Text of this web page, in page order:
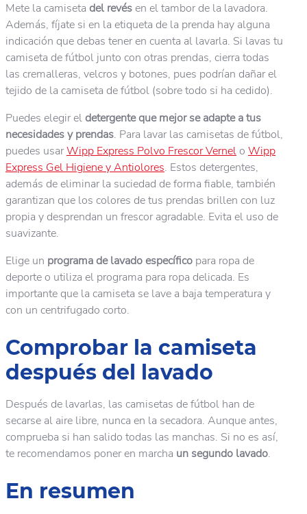
Mete la camiseta del revésen el tambor de la lavadora.
Además, fíjate si en la etiqueta de la prenda hay alguna
indicación que debas tener en cuenta al lavarla. Si lavas tu
camiseta de fútbol junto con otras prendas, cierra todas
las cremalleras, velcros y botones, pues podrían dañar el
tejido de la camiseta de fútbol (sobre todo si ha cedido).
Puedes elegir eldetergente que mejor se adapte a tus
necesidades y prendas. Para lavar las camisetas de fútbol,
puedes usarWipp Express Polvo Frescor Vernel o Wipp
Express Gel Higiene y Antiolores. Estos detergentes,
además de eliminar la suciedad de forma fiable, también
garantizan que los colores de tus prendas brillen con luz
propia y desprendan un frescor agradable. Evita el uso de
suavizante.
Elige un programa de lavado específico para ropa de
deporte o utiliza el programa para ropa delicada. Es
importante que la camiseta se lave a baja temperatura y
con un centrifugado corto.
Comprobar la camiseta
después del lavado
Después de lavarlas, las camisetas de fútbol han de
secarse al aire libre, nunca en la secadora. Aunque antes,
comprueba si han salido todas las manchas. Si no es así,
te recomendamos poner en marcha un segundo lavado.
En resumen